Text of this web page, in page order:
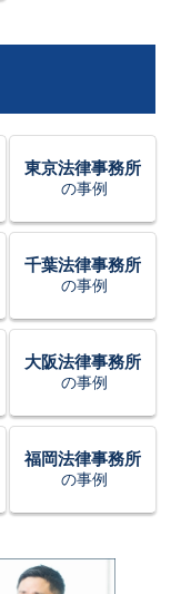
東京法律事務所
の事例
千葉法律事務所
の事例
大阪法律事務所
の事例
福岡法律事務所
の事例